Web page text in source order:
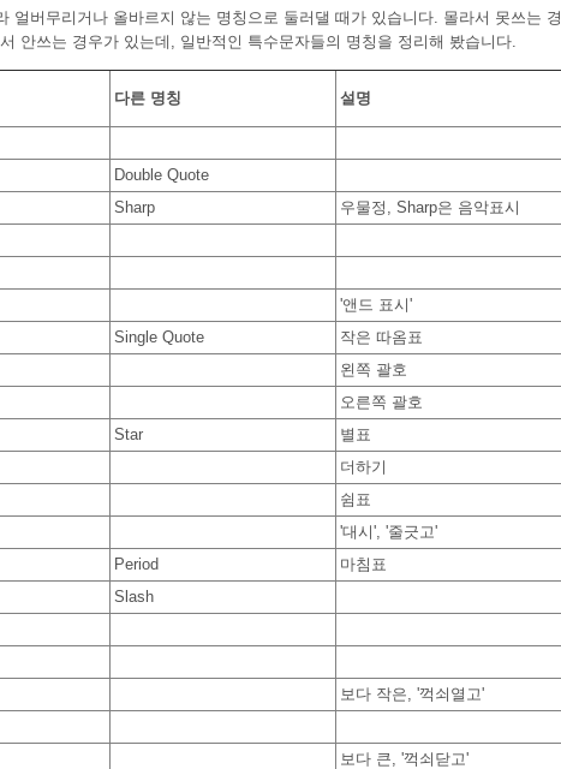
얼버무리거나 올바르지 않는 명칭으로 둘러댈 때가 있습니다. 몰라서 못쓰는 경
안쓰는 경우가 있는데, 일반적인 특수문자들의 명칭을 정리해 봤습니다.
다른 명칭 설명
Double Quote
Sharp
우물정, Sharp은 음악표시
'앤드 표시'
Single Quote
작은 따옴표
왼쪽 괄호
오른쪽 괄호
Star
별표
더하기
쉼표
'대시', '줄긋고'
Period
마침표
Slash
보다 작은, '꺽쇠열고'
보다 큰, '꺽쇠닫고'